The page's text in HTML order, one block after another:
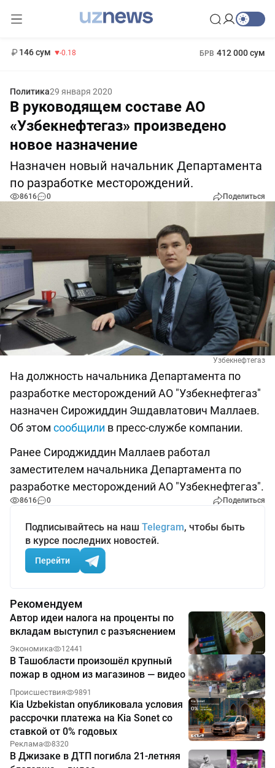
146 сум -0.18 БРВ 412 000 сум
Политика29 января 2020
В руководящем составе АО
«Узбекнефтегаз» произведено
новое назначение
Назначен новый начальник Департамента
по разработке месторождений.
8616 0 Поделиться
Узбекнефтегаз
На должность начальника Департамента по
разработке месторождений АО "Узбекнефтегаз"
назначен Сирожиддин Эшдавлатович Маллаев.
Об этом сообщили в пресс-службе компании.
Ранее Сироджиддин Маллаев работал
заместителем начальника Департамента по
разработке месторождений АО "Узбекнефтегаз".
8616 0 Поделиться
Подписывайтесь на наш Telegram, чтобы быть
в курсе последних новостей.
Перейти
Рекомендуем
Автор идеи налога на проценты по
вкладам выступил с разъяснением
Экономика 12441
В Ташобласти произошёл крупный
пожар в одном из магазинов — видео
Происшествия 9891
Kia Uzbekistan опубликовала условия
рассрочки платежа на Kia Sonet со
ставкой от 0% годовых
Реклама 8320
В Джизаке в ДТП погибла 21-летняя